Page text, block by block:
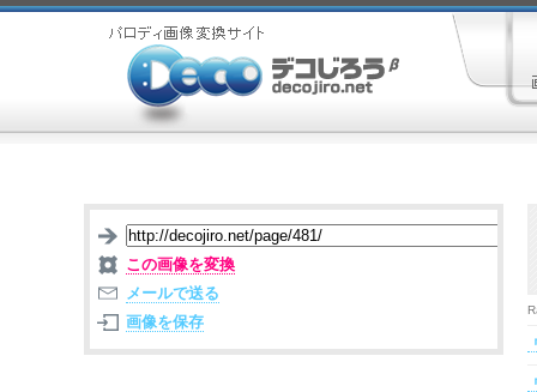
この画像を変換
メールで送る
画像を保存